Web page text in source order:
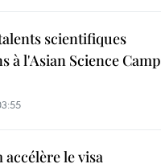
scientifiques
à l'Asian Science Camp
accélère le visa